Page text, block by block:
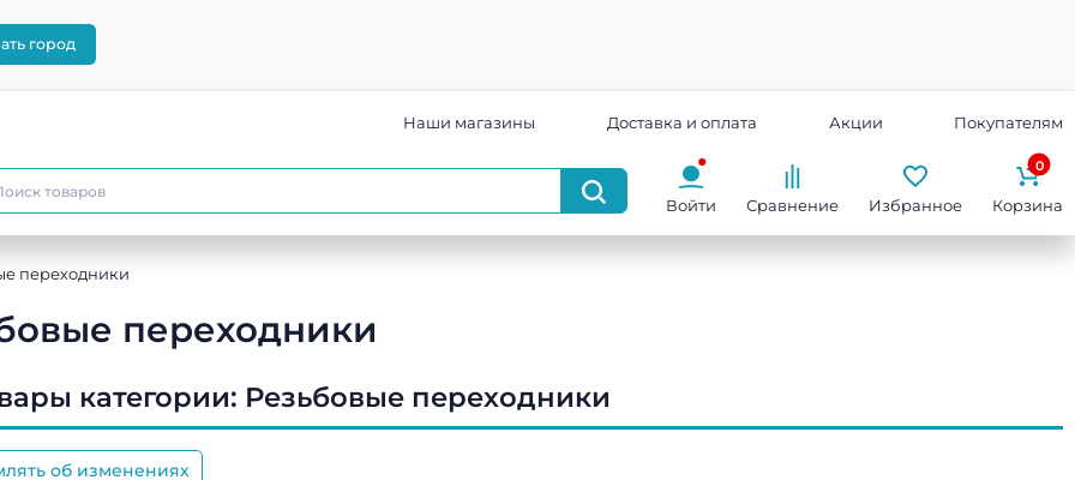
город
Наши магазины Доставка и оплата Акции Покупателям
Войти Сравнение Избранное
0
Корзина
переходники
переходники
категории: Резьбовые переходники
об изменениях